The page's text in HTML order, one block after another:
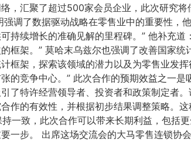
，汇聚了超过500家会员企业，此次研究
强调了数据驱动战略在零售业中的重要性，
持续增长的准确见解的里程碑。” 他补充
框架。” 莫哈末乌兹尔也强调了改善国家
框架，探索该领域的潜力以及为零售业发
的竞争中心。” 此次合作的预期效益之一
了特许经营领导者、投资者和政策制定者
作的有效性，并根据初步结果调整策略。
一致，此次合作可以带来长期利益，包括
一步。 出席这场交流会的大马零售连锁协